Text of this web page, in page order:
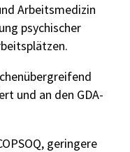
Arbeitsmedizin
psychischer
und an den GDA-
geringere